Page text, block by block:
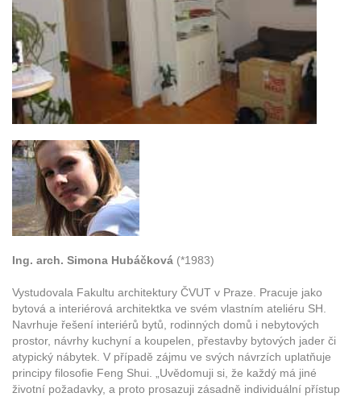
Ing. arch. Simona Hubáčková (*1983)
Vystudovala Fakultu architektury ČVUT v Praze. Pracuje jako
bytová a interiérová architektka ve svém vlastním ateliéru SH.
Navrhuje řešení interiérů bytů, rodinných domů i nebytových
prostor, návrhy kuchyní a koupelen, přestavby bytových jader či
atypický nábytek. V případě zájmu ve svých návrzích uplatňuje
principy filosofie Feng Shui. „Uvědomuji si, že každý má jiné
životní požadavky, a proto prosazuji zásadně individuální přístup